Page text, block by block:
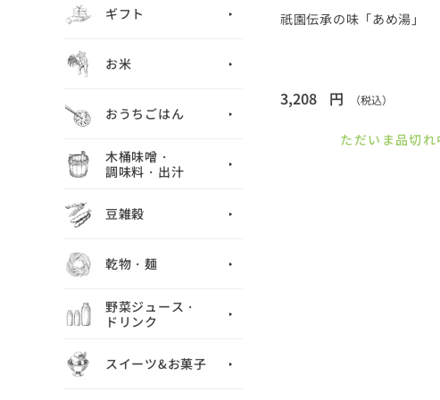
ギフト
お米
おうちごはん
木桶味噌・
調味料・出汁
豆雑穀
乾物・麺
野菜ジュース・
ドリンク
スイーツ&お菓子
祇園伝承の味「あめ湯」
3,208 円 （税込）
ただいま品切れ